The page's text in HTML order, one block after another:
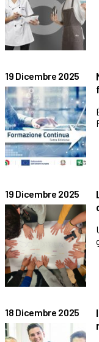
19 Dicembre 2025
19 Dicembre 2025
18 Dicembre 2025